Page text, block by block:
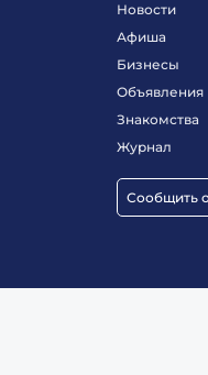
Новости
Афиша
Бизнесы
Объявления
Знакомства
Журнал
Сообщить